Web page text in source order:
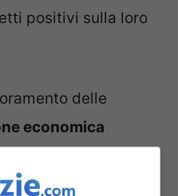
positivi sulla loro
delle
economica
economico è in